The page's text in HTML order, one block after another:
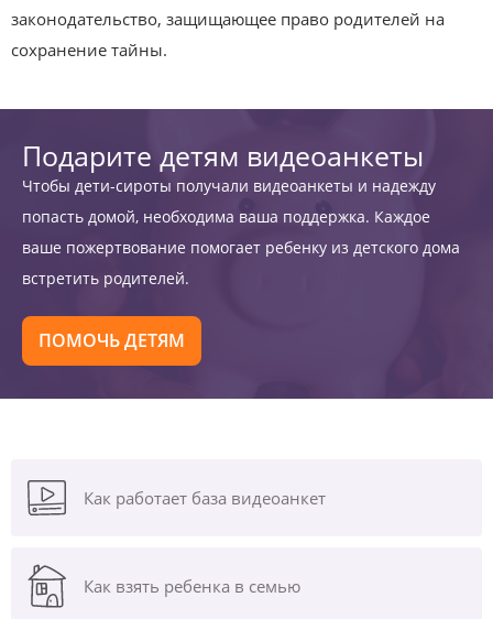
законодательство, защищающее право родителей на
сохранение тайны.
Подарите детям видеоанкеты
Чтобы дети-сироты получали видеоанкеты и надежду
попасть домой, необходима ваша поддержка. Каждое
ваше пожертвование помогает ребенку из детского дома
встретить родителей.
ПОМОЧЬ ДЕТЯМ
Как работает база видеоанкет
Как взять ребенка в семью